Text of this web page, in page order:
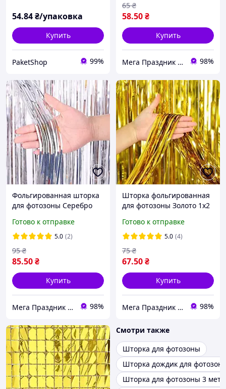
54.84₴/упаковка
Купить
PaketShop 99%
58.50₴
65 ₴
Купить
Мега Праздник – магазин аксессуаров для праздника и все для оформления воздушными шарами ОПТ. 98%
Фольгированная шторка
для фотозоны Серебро
Готово к отправке
5.0 (2)
85.50₴
95 ₴
Купить
Мега Праздник – магазин аксессуаров для праздника и все для оформления воздушными шарами ОПТ. 98%
Шторка фольгированная
для фотозоны Золото 1х2
Готово к отправке
5.0 (4)
67.50₴
75 ₴
Купить
Мега Праздник – магазин аксессуаров для праздника и все для оформления воздушными шарами ОПТ. 98%
Смотри также
Шторка для фотозоны
Шторка дождик для
Шторка для фотозоны 3